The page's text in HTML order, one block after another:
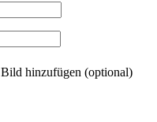
Bild hinzufügen (optional)